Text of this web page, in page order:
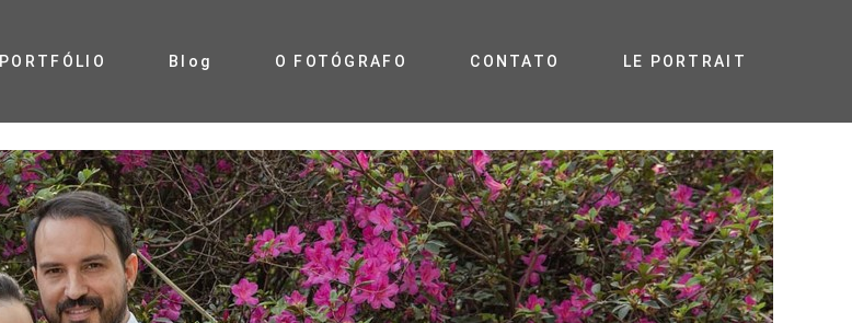
PORTFÓLIO Blog O FOTÓGRAFO CONTATO LE PORTRAIT